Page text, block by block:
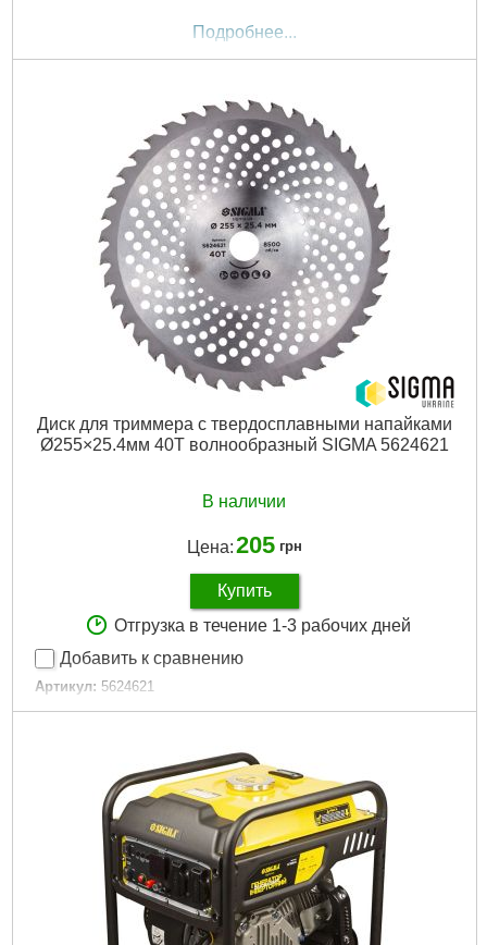
Подробнее...
Диск для триммера с твердосплавными напайками
Ø255×25.4мм 40Т волнообразный SIGMA 5624621
В наличии
Цена:205 грн
Купить
Отгрузка в течение 1-3 рабочих дней
Добавить к сравнению
Артикул: 5624621
Код товара: 27.46.52
Максимальное количество оборотов, об/мин:
0.386
Ширина в упаковке (см): 25.3
Длина в упаковке (см):
27.5
Высота в упаковке (см):
1.1
Габариты упаковки: 255x257x15 мм
Вес брутто: 453 г
Подробнее...